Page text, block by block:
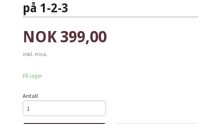
på 1-2-3
Pris
NOK 399,00
inkl. mva.
På lager
Antall